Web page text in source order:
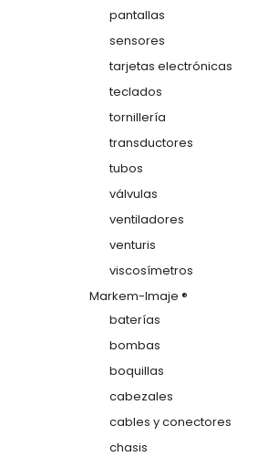
pantallas
sensores
tarjetas electrónicas
teclados
tornillería
transductores
tubos
válvulas
ventiladores
venturis
viscosímetros
Markem-Imaje ®
baterías
bombas
boquillas
cabezales
cables y conectores
chasis